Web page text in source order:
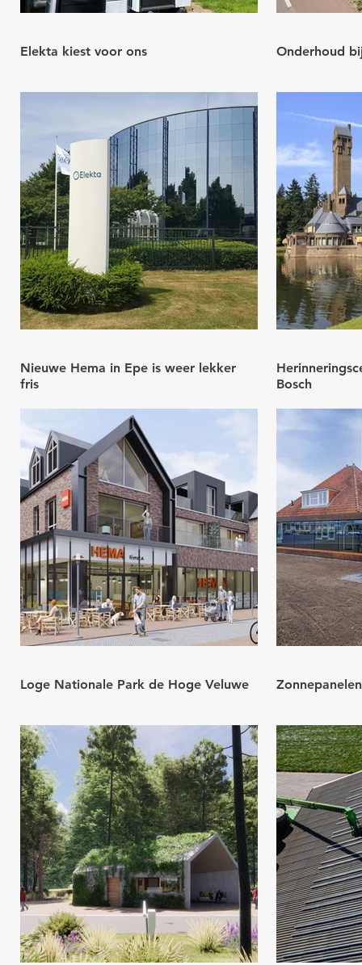
Elekta kiest voor ons Onderhoud
Nieuwe Hema in Epe is weer lekker
fris
Bosch
Loge Nationale Park de Hoge Veluwe